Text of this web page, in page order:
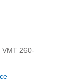
VMT 260-